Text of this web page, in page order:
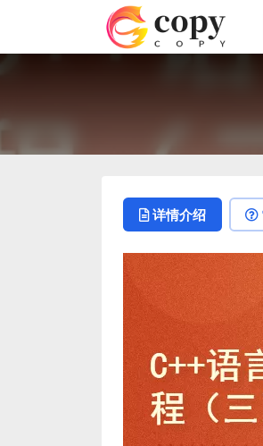
详情介绍